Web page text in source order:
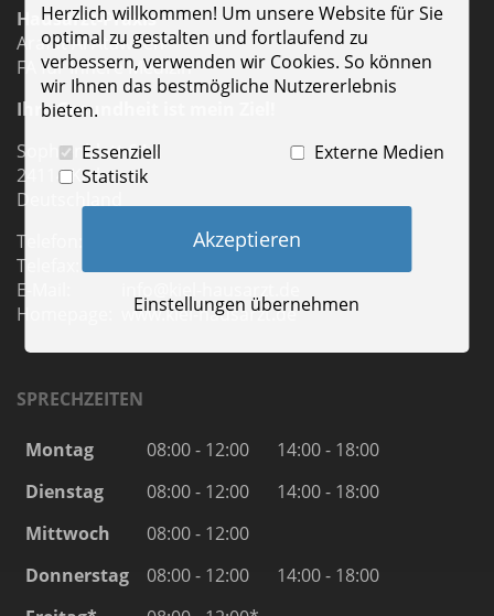
Hausarzt-Praxis
Arafat Al Atawneh
FA für Innere Medizin
Ihre Gesundheit ist mein Ziel!
Sophienblatt 64 a
24114 Kiel
Deutschland
Telefon:
0431-63223
Telefax:
E-Mail:
Homepage:
www.kiel-hausarzt.de
SPRECHZEITEN
Montag 08:00 - 12:00
14:00 - 18:00
Dienstag
08:00 - 12:00
14:00 - 18:00
Mittwoch
08:00 - 12:00
Donnerstag
08:00 - 12:00
14:00 - 18:00
Herzlich willkommen! Um unsere Website für Sie
optimal zu gestalten und fortlaufend zu
verbessern, verwenden wir Cookies. So können
wir Ihnen das bestmögliche Nutzererlebnis
bieten.
Essenziell
Externe Medien
Statistik
Akzeptieren
Einstellungen übernehmen